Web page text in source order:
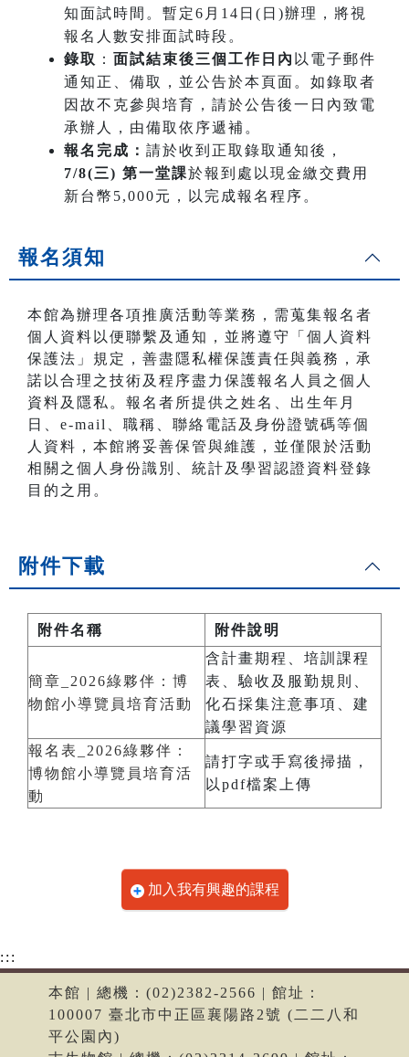
知面試時間。暫定6月14日(日)辦理，將視
報名人數安排面試時段。
錄取 ： 面試結束後三個工作日內 以電子郵件
通知正、備取，並公告於本頁面。如錄取者
因故不克參與培育，請於公告後一日內致電
承辦人，由備取依序遞補。
報名完成： 請於收到正取錄取通知後，
7/8(三) 第一堂課於報到處以現金繳交費用
新台幣5,000元，以完成報名程序。
報名須知
本館為辦理各項推廣活動等業務，需蒐集報名者
個人資料以便聯繫及通知，並將遵守「個人資料
保護法」規定，善盡隱私權保護責任與義務，承
諾以合理之技術及程序盡力保護報名人員之個人
資料及隱私。報名者所提供之姓名、出生年月
日、e-mail、職稱、聯絡電話及身份證號碼等個
人資料，本館將妥善保管與維護，並僅限於活動
相關之個人身份識別、統計及學習認證資料登錄
目的之用。
附件下載
附件名稱 附件說明
簡章_2026綠夥伴：博
物館小導覽員培育活動
含計畫期程、培訓課程
表、驗收及服勤規則、
化石採集注意事項、建
議學習資源
報名表_2026綠夥伴：
博物館小導覽員培育活
動
請打字或手寫後掃描，
以pdf檔案上傳
加入我有興趣的課程
:::
本館 | 總機：(02)2382-2566 | 館址：
100007 臺北市中正區襄陽路2號 (二二八和
平公園內)